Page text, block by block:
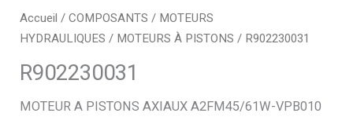
r
c
Accueil /COMPOSANTS / MOTEURS
HYDRAULIQUES / MOTEURS À PISTONS / R902230031
R902230031
MOTEUR A PISTONS AXIAUX A2FM45/61W-VPB010